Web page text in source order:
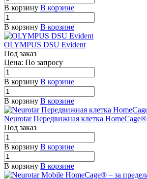
В корзину В корзине
В корзину В корзине
OLYMPUS DSU Evident
Под заказ
Цена: По запросу
В корзину В корзине
В корзину В корзине
Neurotar Передвижная клетка HomeCage®
Под заказ
В корзину В корзине
В корзину В корзине